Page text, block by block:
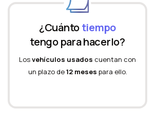
¿Cuántotiempo
tengo para hacerlo?
Losvehículos usados cuentan con
un plazo de12 meses para ello.